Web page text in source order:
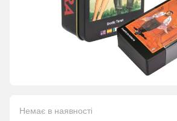
Немає в наявності